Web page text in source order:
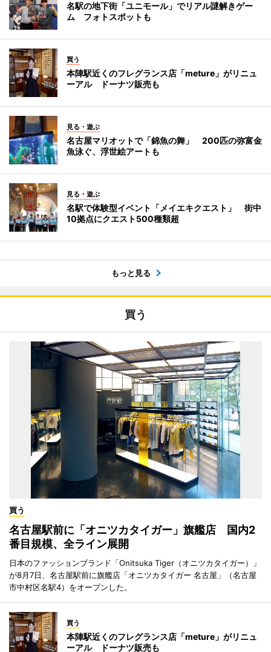
名駅の地下街「ユニモール」でリアル謎解きゲー
ム フォトスポットも
買う
本陣駅近くのフレグランス店「meture」がリニュ
ーアル ドーナツ販売も
見る・遊ぶ
名古屋マリオットで「錦魚の舞」 200匹の弥富金
魚泳ぐ、浮世絵アートも
見る・遊ぶ
名駅で体験型イベント「メイエキクエスト」 街中
10拠点にクエスト500種類超
もっと見る
買う
買う
名古屋駅前に「オニツカタイガー」旗艦店 国内2
番目規模、全ライン展開
日本のファッションブランド「Onitsuka Tiger（オニツカタイガー）」
が8月7日、名古屋駅前に旗艦店「オニツカタイガー 名古屋」（名古屋
市中村区名駅4）をオープンした。
買う
本陣駅近くのフレグランス店「meture」がリニュ
ーアル ドーナツ販売も